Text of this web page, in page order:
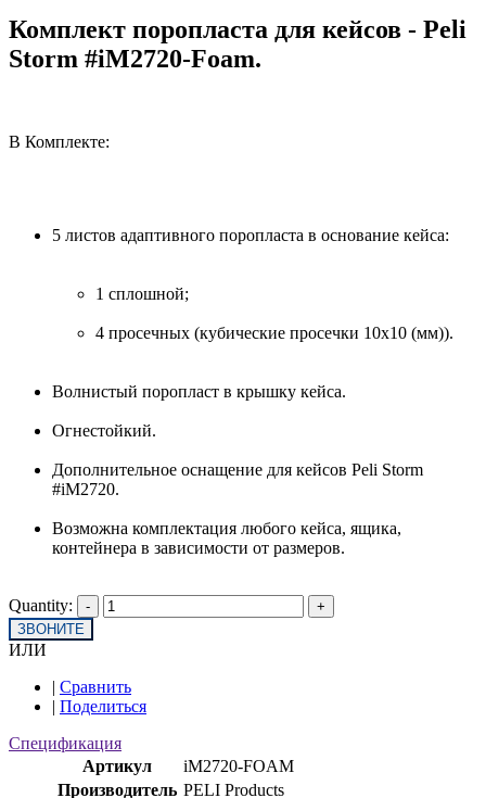
Комплект поропласта для кейсов - Peli
Storm #iM2720-Foam.
В Комплекте:
5 листов адаптивного поропласта в основание кейса:
1 сплошной;
4 просечных (кубические просечки 10х10 (мм)).
Волнистый поропласт в крышку кейса.
Огнестойкий.
Дополнительное оснащение для кейсов Peli Storm
#iM2720.
Возможна комплектация любого кейса, ящика,
контейнера в зависимости от размеров.
Quantity:
ЗВОНИТЕ
ИЛИ
| Сравнить
| Поделиться
Спецификация
Артикул
iM2720-FOAM
Производитель PELI Products